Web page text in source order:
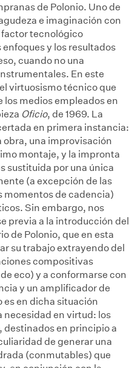
de Polonio. Uno de
e imaginación con
factor tecnológico
y los resultados
cuando no una
En este
virtuosismo técnico que
medios empleados en
Oficio, de 1969. La
en primera instancia:
obra, una improvisación
montaje, y la impronta
sustituida por una única
(a excepción de las
momentos de cadencia)
Sin embargo, nos
previa a la introducción del
de Polonio, que en esta
su trabajo extrayendo del
compositivas
eco) y a conformarse con
y un amplificador de
en dicha situación
necesidad en virtud: los
destinados en principio a
de generar una
(conmutables) que